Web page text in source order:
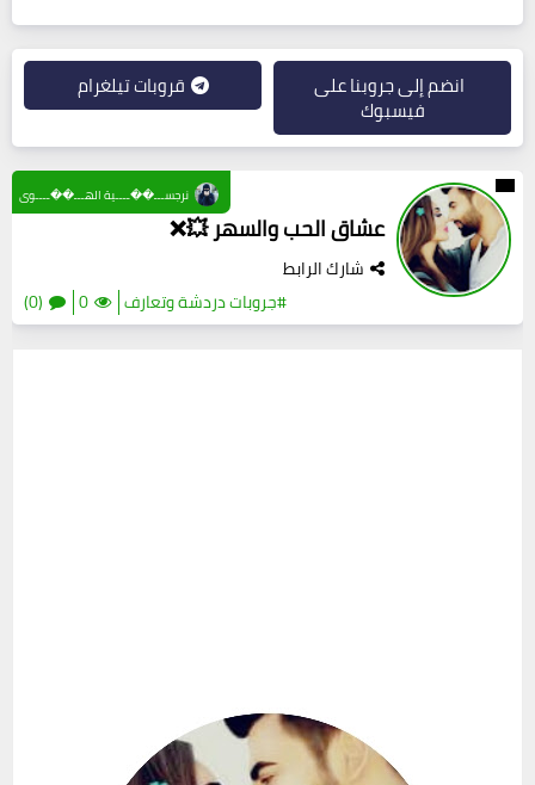
انضم إلى جروبنا على
فيسبوك
قروبات تيلغرام
عشاق الحب والسهر 💥❌
شارك الرابط
#جروبات دردشة وتعارف
0
(0)
نرجســـ��ــــية الهـــ��ــــوى